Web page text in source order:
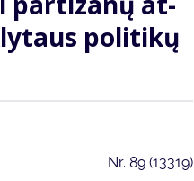
po­li­ti­kų
Nr. 89 (13319)